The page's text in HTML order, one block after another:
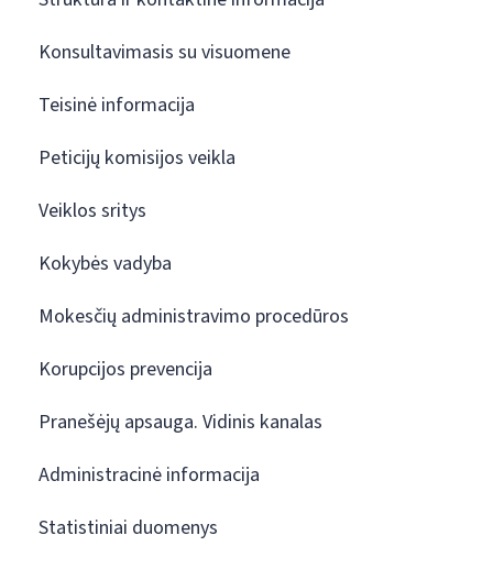
Konsultavimasis su visuomene
Teisinė informacija
Peticijų komisijos veikla
Veiklos sritys
Kokybės vadyba
Mokesčių administravimo procedūros
Korupcijos prevencija
Pranešėjų apsauga. Vidinis kanalas
Administracinė informacija
Statistiniai duomenys